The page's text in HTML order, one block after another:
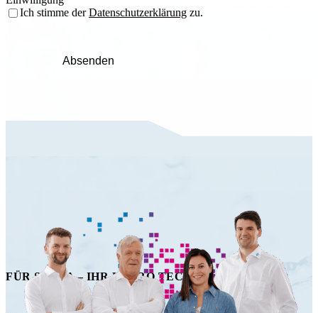
Ich stimme derDatenschutzerklärung zu.
Absenden
FÜR SIE DA – IHR HAPRO TECHNIK TEAM!